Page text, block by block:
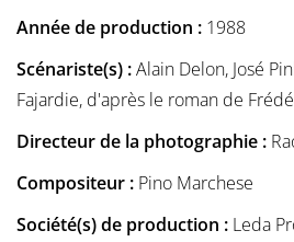
Année de production : 1988
Scénariste(s) :Alain Delon, José
Fajardie, d'après le roman de
Directeur de la photographie :
Compositeur : Pino Marchese
Société(s) de production : Leda